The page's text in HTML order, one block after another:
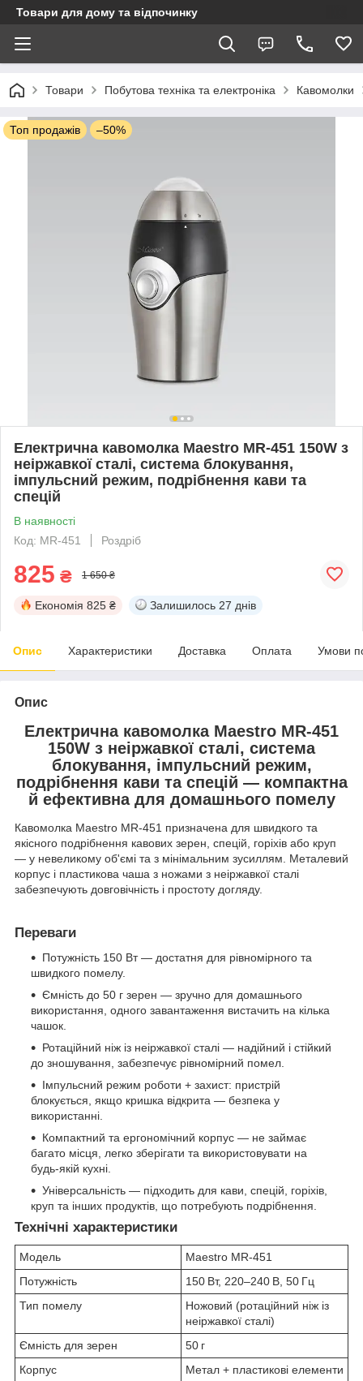
Товари для дому та відпочинку
Товари Побутова техніка та електроніка Кавомолки
Топ продажів –50%
Електрична кавомолка Maestro MR-451 150W з
неіржавкої сталі, система блокування,
імпульсний режим, подрібнення кави та
спецій
В наявності
Код: MR-451
Роздріб
825 ₴ 1 650 ₴
Економія 825 ₴ Залишилось 27 днів
Опис Характеристики Доставка Оплата Умови
Опис
Електрична кавомолка Maestro MR-451
150W з неіржавкої сталі, система
блокування, імпульсний режим,
подрібнення кави та спецій — компактна
й ефективна для домашнього помелу
Кавомолка Maestro MR-451 призначена для швидкого та
якісного подрібнення кавових зерен, спецій, горіхів або круп
— у невеликому об'ємі та з мінімальним зусиллям. Металевий
корпус і пластикова чаша з ножами з неіржавкої сталі
забезпечують довговічність і простоту догляду.
Переваги
Потужність 150 Вт — достатня для рівномірного та
швидкого помелу.
Ємність до 50 г зерен — зручно для домашнього
використання, одного завантаження вистачить на кілька
чашок.
Ротаційний ніж із неіржавкої сталі — надійний і стійкий
до зношування, забезпечує рівномірний помел.
Імпульсний режим роботи + захист: пристрій
блокується, якщо кришка відкрита — безпека у
використанні.
Компактний та ергономічний корпус — не займає
багато місця, легко зберігати та використовувати на
будь-якій кухні.
Універсальність — підходить для кави, спецій, горіхів,
круп та інших продуктів, що потребують подрібнення.
Технічні характеристики
Модель
Maestro MR‑451
Потужність
150 Вт, 220–240 В, 50 Гц
Тип помелу
Ножовий (ротаційний ніж із
неіржавкої сталі)
Ємність для зерен
50 г
Корпус
Метал + пластикові елементи